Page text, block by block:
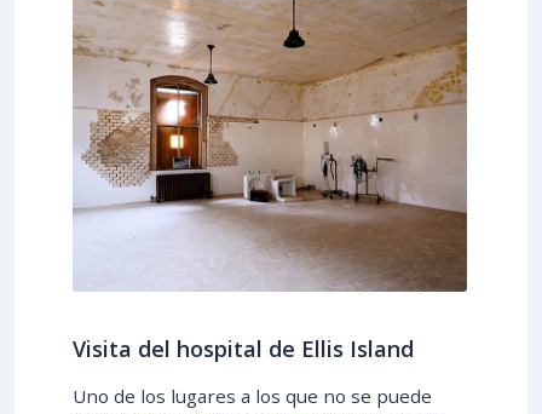
Visita del hospital de Ellis Island
Uno de los lugares a los que no se puede